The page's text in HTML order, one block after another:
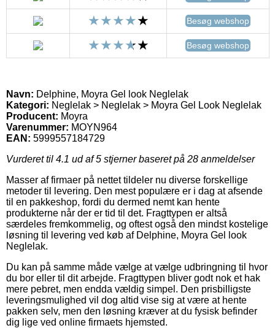
Besøg webshop
Besøg webshop
Navn: Delphine, Moyra Gel look Neglelak
Kategori: Neglelak > Neglelak > Moyra Gel Look Neglelak
Producent: Moyra
Varenummer: MOYN964
EAN: 5999557184729
Vurderet til 4.1 ud af 5 stjerner baseret på 28 anmeldelser
Masser af firmaer på nettet tildeler nu diverse forskellige
metoder til levering. Den mest populære er i dag at afsende
til en pakkeshop, fordi du dermed nemt kan hente
produkterne når der er tid til det. Fragttypen er altså
særdeles fremkommelig, og oftest også den mindst kostelige
løsning til levering ved køb af Delphine, Moyra Gel look
Neglelak.
Du kan på samme måde vælge at vælge udbringning til hvor
du bor eller til dit arbejde. Fragttypen bliver godt nok et hak
mere pebret, men endda vældig simpel. Den prisbilligste
leveringsmulighed vil dog altid vise sig at være at hente
pakken selv, men den løsning kræver at du fysisk befinder
dig lige ved online firmaets hjemsted.